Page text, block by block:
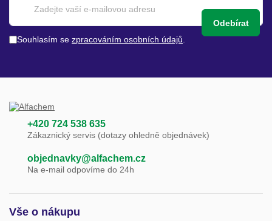
Odebírat
Souhlasím se zpracováním osobních údajů
+420 724 538 635
Zákaznický servis (dotazy ohledně objednávek)
objednavky@alfachem.cz
Na e-mail odpovíme do 24h
Vše o nákupu